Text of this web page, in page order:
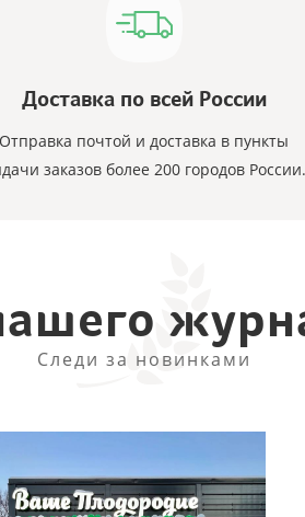
Доставка по всей России
Отправка почтой и доставка в пункты
заказов более 200 городов России.
Следи за новинками